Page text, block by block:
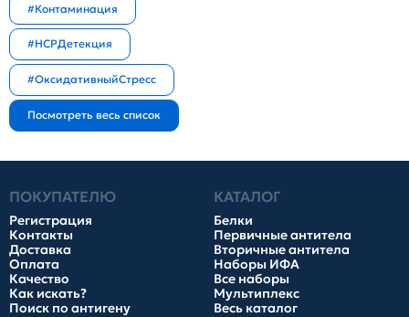
#Контаминация
#HCPДетекция
#ОксидативныйСтресс
ПОКУПАТЕЛЮ
Регистрация
Контакты
Доставка
Оплата
Качество
Как искать?
Поиск по антигену
КАТАЛОГ
Белки
Первичные антитела
Вторичные антитела
Наборы ИФА
Все наборы
Мультиплекс
Весь каталог